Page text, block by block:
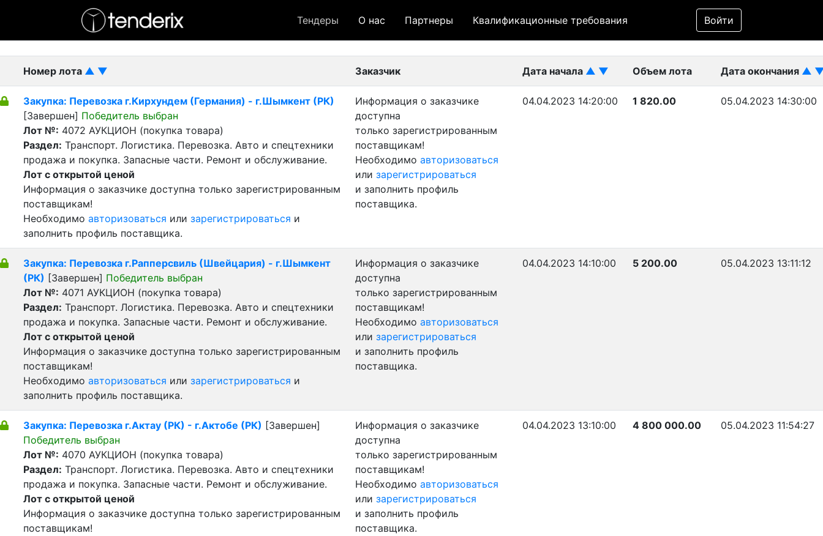
Тендеры О нас Партнеры Квалификационные требования Войти
Фильтр
- Завершенный лот
Номер лота ▲ ▼ Заказчик Дата начала ▲ ▼ Объем лота Дата окончания ▲
Закупка: Перевозка г.Кирхундем (Германия) - г.Шымкент (РК)
[Завершен] Победитель выбран
Лот №: 4072 АУКЦИОН (покупка товара)
Раздел: Транспорт. Логистика. Перевозка. Авто и спецтехники
продажа и покупка. Запасные части. Ремонт и обслуживание.
Лот с открытой ценой
Информация о заказчике доступна только зарегистрированным
поставщикам!
Необходимо авторизоваться или зарегистрироваться и
заполнить профиль поставщика.
Информация о заказчике
доступна
только зарегистрированным
поставщикам!
Необходимо авторизоваться
или зарегистрироваться
и заполнить профиль
поставщика.
04.04.2023 14:20:00 1 820.00 05.04.2023 14:30:00
Закупка: Перевозка г.Рапперсвиль (Швейцария) - г.Шымкент
(РК) [Завершен] Победитель выбран
Лот №: 4071 АУКЦИОН (покупка товара)
Раздел: Транспорт. Логистика. Перевозка. Авто и спецтехники
продажа и покупка. Запасные части. Ремонт и обслуживание.
Лот с открытой ценой
Информация о заказчике доступна только зарегистрированным
поставщикам!
Необходимо авторизоваться или зарегистрироваться и
заполнить профиль поставщика.
Информация о заказчике
доступна
только зарегистрированным
поставщикам!
Необходимо авторизоваться
или зарегистрироваться
и заполнить профиль
поставщика.
04.04.2023 14:10:00 5 200.00 05.04.2023 13:11:12
Закупка: Перевозка г.Актау (РК) - г.Актобе (РК) [Завершен]
Победитель выбран
Лот №: 4070 АУКЦИОН (покупка товара)
Раздел: Транспорт. Логистика. Перевозка. Авто и спецтехники
продажа и покупка. Запасные части. Ремонт и обслуживание.
Лот с открытой ценой
Информация о заказчике доступна только зарегистрированным
поставщикам!
Информация о заказчике
доступна
только зарегистрированным
поставщикам!
Необходимо авторизоваться
или зарегистрироваться
и заполнить профиль
поставщика.
04.04.2023 13:10:00 4 800 000.00 05.04.2023 11:54:27